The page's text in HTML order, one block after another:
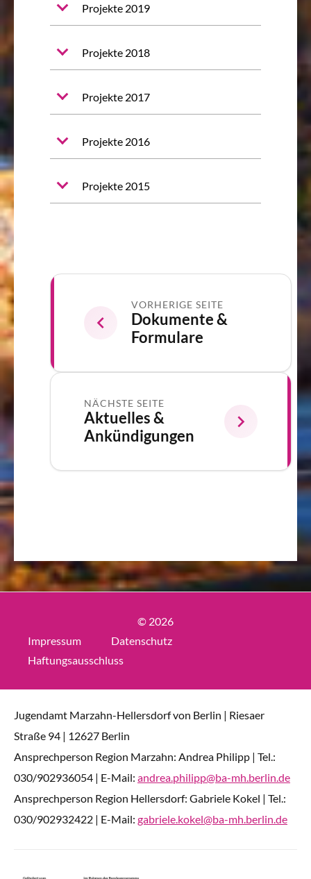
Projekte 2019
Projekte 2018
Projekte 2017
Projekte 2016
Projekte 2015
VORHERIGE SEITE
Dokumente &
Formulare
NÄCHSTE SEITE
Aktuelles &
Ankündigungen
© 2026
Impressum
Datenschutz
Haftungsausschluss
Jugendamt Marzahn-Hellersdorf von Berlin | Riesaer
Straße 94 | 12627 Berlin
Ansprechperson Region Marzahn: Andrea Philipp | Tel.:
030/902936054 | E-Mail: andrea.philipp@ba-mh.berlin.de
Ansprechperson Region Hellersdorf: Gabriele Kokel | Tel.:
030/902932422 | E-Mail: gabriele.kokel@ba-mh.berlin.de